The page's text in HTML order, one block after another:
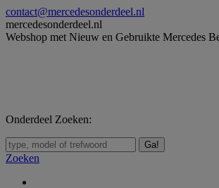
Skip
to
content
contact@mercedesonderdeel.nl
mercedesonderdeel.nl
Webshop met Nieuw en Gebruikte Mercedes
Onderdeel Zoeken:
Zoeken:
Zoeken